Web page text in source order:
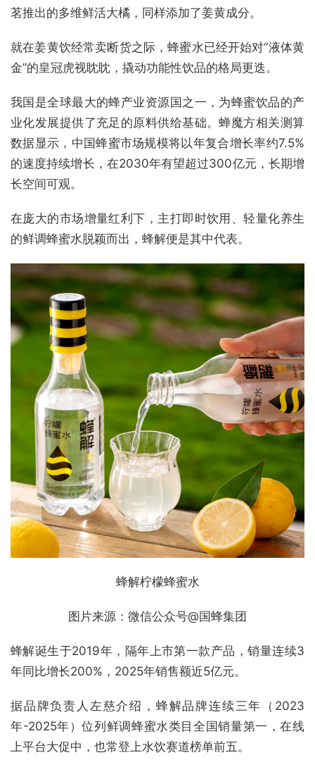
茗推出的多维鲜活大橘，同样添加了姜黄成分。
就在姜黄饮经常卖断货之际，蜂蜜水已经开始对“液体黄
金”的皇冠虎视眈眈，撬动功能性饮品的格局更迭。
我国是全球最大的蜂产业资源国之一，为蜂蜜饮品的产
业化发展提供了充足的原料供给基础。蝉魔方相关测算
数据显示，中国蜂蜜市场规模将以年复合增长率约7.5%
的速度持续增长，在2030年有望超过300亿元，长期增
长空间可观。
在庞大的市场增量红利下，主打即时饮用、轻量化养生
的鲜调蜂蜜水脱颖而出，蜂解便是其中代表。
蜂解柠檬蜂蜜水
图片来源：微信公众号@国蜂集团
蜂解诞生于2019年，隔年上市第一款产品，销量连续3
年同比增长200%，2025年销售额近5亿元。
据品牌负责人左慈介绍，蜂解品牌连续三年（2023
年-2025年）位列鲜调蜂蜜水类目全国销量第一，在线
上平台大促中，也常登上水饮赛道榜单前五。